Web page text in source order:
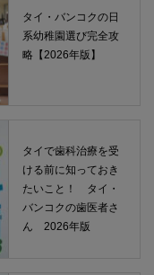
タイ・バンコクの日
系幼稚園選び完全攻
略【2026年版】
タイで歯科治療を受
ける前に知っておき
たいこと！ タイ・
バンコクの歯医者さ
ん 2026年版